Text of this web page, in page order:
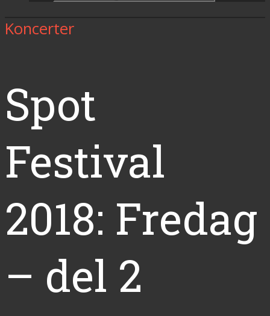
Koncerter
Spot
Festival
2018: Fredag
– del 2